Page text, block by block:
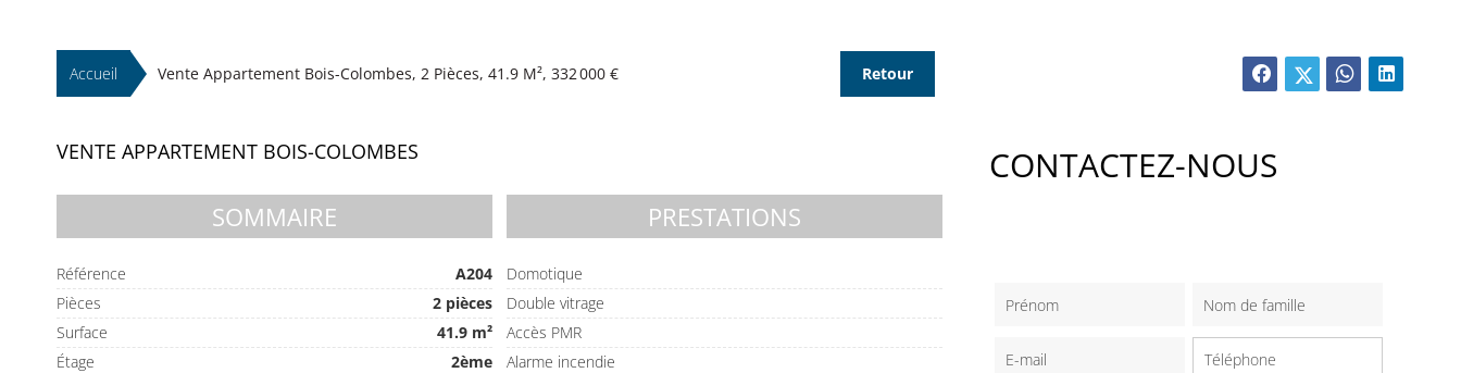
Accueil Vente Appartement Bois-Colombes, 2 Pièces, 41.9 M², 332 000 € Retour
VENTE APPARTEMENT BOIS-COLOMBES
SOMMAIRE
Référence
A204
Pièces
2 pièces
Surface
41.9 m²
Étage
2ème
PRESTATIONS
Domotique
Double vitrage
Accès PMR
Alarme incendie
CONTACTEZ-NOUS